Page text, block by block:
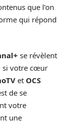
que l’on
qui répond
se révèlent
si votre cœur
et OCS
de se
votre
une